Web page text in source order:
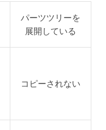
パーツツリーを
展開している
コピーされない